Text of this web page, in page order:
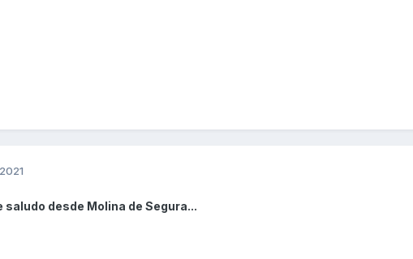
desde Molina de Segura...